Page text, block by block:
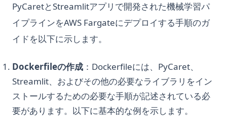
PyCaretとStreamlitアプリで開発された機械学習パ
イプラインをAWS Fargateにデプロイする手順のガ
イドを以下に示します。
Dockerfileの作成 ：Dockerfileには、PyCaret、
Streamlit、およびその他の必要なライブラリをイン
ストールするための必要な手順が記述されている必
要があります。以下に基本的な例を示します。